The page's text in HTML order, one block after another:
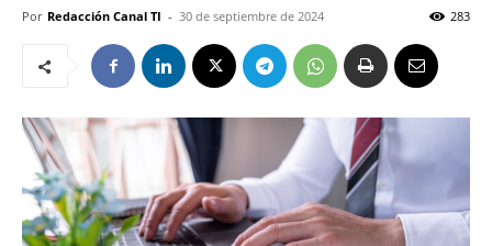
Por Redacción Canal TI - 30 de septiembre de 2024 283